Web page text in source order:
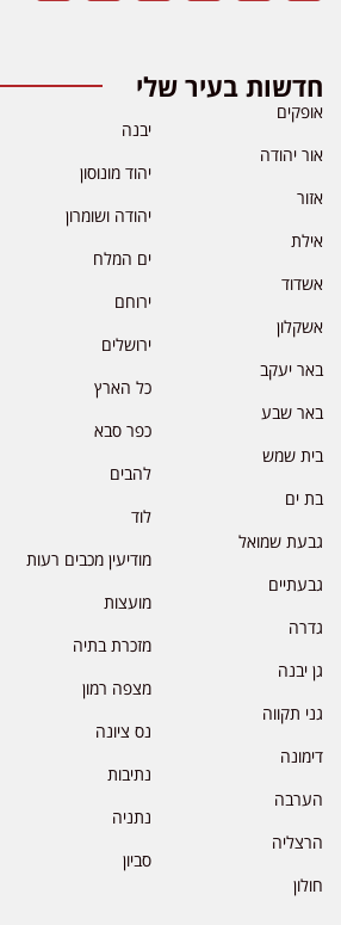
בעיר שלי
יהודה
יעקב
שבע
שמש
ים
שמואל
תקווה
יהוד מונוסון
יהודה ושומרון
ים המלח
ירוחם
ירושלים
כל הארץ
כפר סבא
להבים
מודיעין מכבים רעות
מועצות
מזכרת בתיה
מצפה רמון
נס ציונה
נתיבות
נתניה